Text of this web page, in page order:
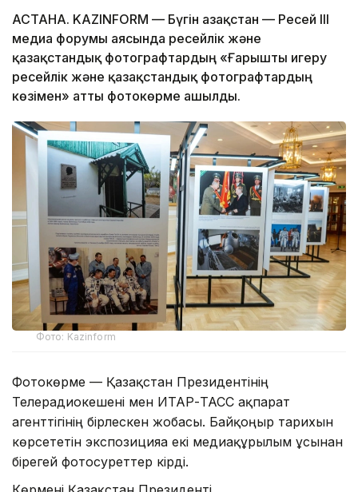
АСТАНА. KAZINFORM — Бүгін Қазақстан — Ресей ІІІ
медиа форумы аясында ресейлік және
қазақстандық фотографтардың «Ғарышты игеру
ресейлік және қазақстандық фотографтардың
көзімен» атты фотокөрме ашылды.
Фото: Kazinform
Фотокөрме — Қазақстан Президентінің
Телерадиокешені мен ИТАР-ТАСС ақпарат
агенттігінің бірлескен жобасы. Байқоңыр тарихын
көрсететін экспозицияға екі медиақұрылым ұсынған
бірегей фотосуреттер кірді.